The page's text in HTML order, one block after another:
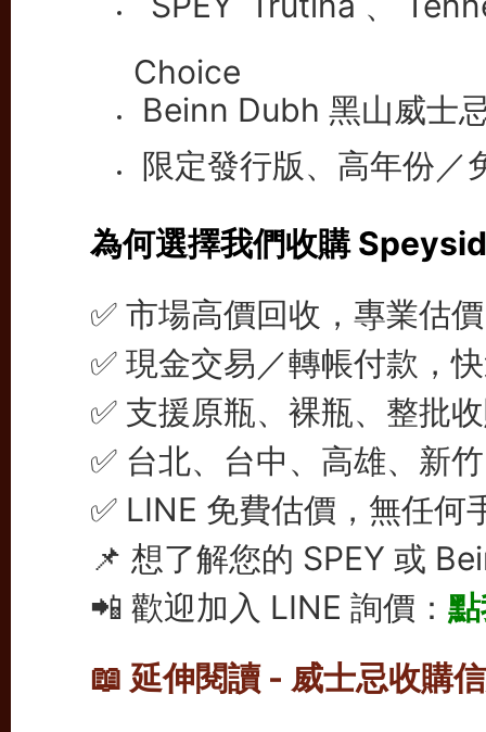
Choice
Beinn Dubh 黑山威士
限定發行版、高年份／
為何選擇我們收購
✅ 市場高價回收，專業估
✅ 現金交易／轉帳付款，
✅ 支援原瓶、裸瓶、整批
✅ 台北、台中、高雄、新
✅ LINE 免費估價，無任何
📌 想了解您的 SPEY 或
📲 歡迎加入 LINE 詢價：
📖 延伸閱讀 - 威士忌收購